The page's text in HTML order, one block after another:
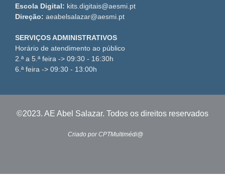
Escola Digital: kits.digitais@aesmi.pt
Direção: aeabelsalazar@aesmi.pt
SERVIÇOS ADMINISTRATIVOS
Horário de atendimento ao público
2.ª a 5.ª feira -> 09:30 - 16:30h
6.ª feira -> 09:30 - 13:00h
©2023. AE Abel Salazar. Todos os direitos reservados
Criado por CPTMultimédi@